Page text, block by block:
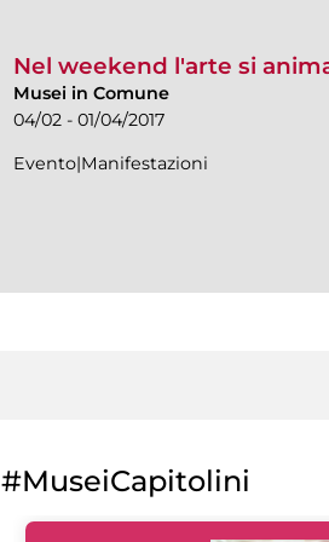
Nel weekend l'arte si
Musei in Comune
04/02 - 01/04/2017
Evento|Manifestazioni
#MuseiCapitolini